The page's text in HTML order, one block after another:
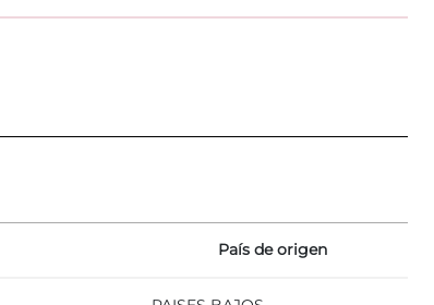
País de origen